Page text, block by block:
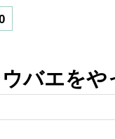
ウバエ